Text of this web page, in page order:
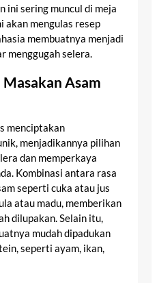
ini sering muncul di meja
akan mengulas resep
membuatnya menjadi
menggugah selera.
Asam
menciptakan
menjadikannya pilihan
dan memperkaya
Kombinasi antara rasa
seperti cuka atau jus
atau madu, memberikan
dilupakan. Selain itu,
mudah dipadukan
seperti ayam, ikan,